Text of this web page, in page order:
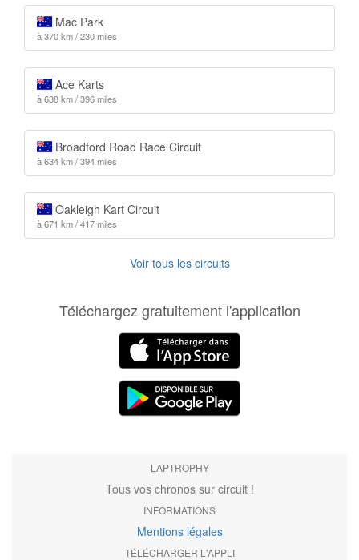
Mac Park
à 370 km / 230 miles
Ace Karts
à 638 km / 396 miles
Broadford Road Race Circuit
à 634 km / 394 miles
Oakleigh Kart Circuit
à 671 km / 417 miles
Voir tous les circuits
Téléchargez gratuitement l'application
LAPTROPHY
Tous vos chronos sur circuit !
INFORMATIONS
Mentions légales
TÉLÉCHARGER L'APPLI